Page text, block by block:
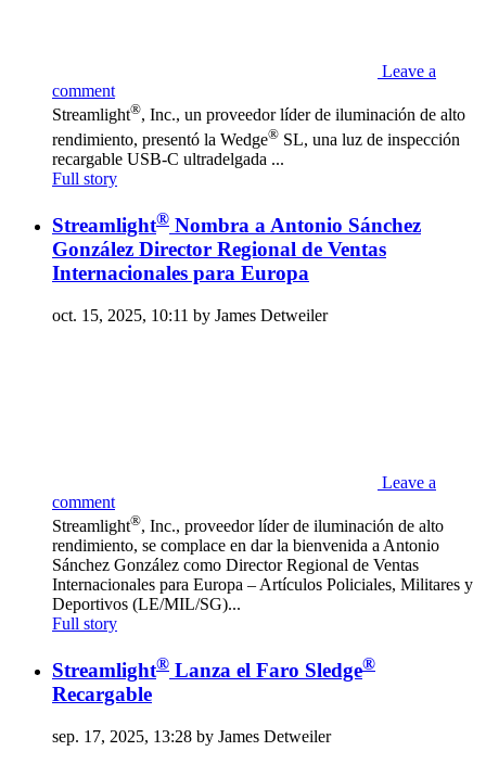
Leave a
comment
Streamlight®, Inc., un proveedor líder de iluminación de alto
rendimiento, presentó la Wedge® SL, una luz de inspección
recargable USB-C ultradelgada ...
Full story
Streamlight® Nombra a Antonio Sánchez
González Director Regional de Ventas
Internacionales para Europa
oct. 15, 2025, 10:11 by James Detweiler
Leave a
comment
Streamlight®, Inc., proveedor líder de iluminación de alto
rendimiento, se complace en dar la bienvenida a Antonio
Sánchez González como Director Regional de Ventas
Internacionales para Europa – Artículos Policiales, Militares y
Deportivos (LE/MIL/SG)...
Full story
Streamlight® Lanza el Faro Sledge®
Recargable
sep. 17, 2025, 13:28 by James Detweiler